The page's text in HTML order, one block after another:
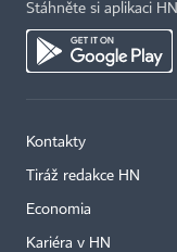
Stáhněte si aplikaci HN
Kontakty
Tiráž redakce HN
Economia
Kariéra v HN